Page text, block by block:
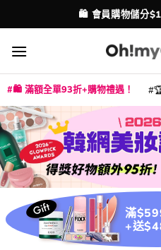
to
content
💳 支援消費券、FPS、八
🛍️ 滿額全單93折+購物禮遇！
滿
+送